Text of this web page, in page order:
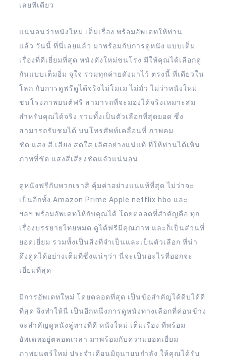
เลยทีเดียว
แน่นอนว่าหนังใหม่ เต็มเรื่อง พร้อมอัพเดทให้ท่าน
แล้ว วันนี้ ที่นี่เลยแล้ว มาพร้อมกับการดูหนัง แบบเต็ม
เรื่องที่ดีเยี่ยมที่สุด หนังดังใหม่ชนโรง มีให้คุณได้เลือกดู
กันแบบเต็มอิ่ม จุใจ รวมทุกค่ายดังมาไว้ ตรงนี้ ที่เดียวใน
โลก กับการดูฟรีดูได้จริงไม่โมเม ไม่มั่ว ไม่ว่าหนังใหม่
ชนโรงภาพยนต์ฟรี สามารถที่จะมองได้จริงเหมาะสม
สำหรับคุณได้จริง รวมทั้งเป็นตัวเลือกที่สุดยอด ซึ่ง
สามารถรับชมได้ บนโทรศัพท์เคลื่อนที่ ภาพคม
ชัด แสง สี เสียง สดใส เลิศอย่างแน่แท้ ที่ให้ท่านได้เห็น
ภาพที่ชัด แสงสีเสียงชัดแจ๋วแน่นอน
ดูหนังฟรีกับพวกเราสิ คุ้มค่าอย่างแน่แท้ที่สุด ไม่ว่าจะ
เป็นอีกทั้ง Amazon Prime Apple netflix hbo และ
ฯลฯ พร้อมอัพเดทให้กับคุณได้ โดยตลอดที่สำคัญคือ ทุก
เรื่องบรรยายไทยหมด ดูได้ฟรีมีคุณภาพ และก็เป็นส่วนที่
ยอดเยี่ยม รวมทั้งเป็นสิ่งที่จำเป็นและเป็นตัวเลือก ที่น่า
ดึงดูดได้อย่างเต็มที่ซึ่งแน่ๆว่า นี่จะเป็นอะไรที่ออกจะ
เยี่ยมที่สุด
มีการอัพเดทใหม่ โดยตลอดที่สุด เป็นข้อสำคัญได้ดิบได้ดี
ที่สุด จึงทำให้นี่ เป็นอีกหนึ่งการดูหนังทางเลือกที่ค่อนข้าง
จะสำคัญดูหนังลู่ทางที่ดี หนังใหม่ เต็มเรื่อง ที่พร้อม
อัพเดทอยู่ตลอดเวลา มาพร้อมกับความยอดเยี่ยม
ภาพยนตร์ใหม่ ประจำเดือนมิถุนายนกำลัง ให้คุณได้รับ